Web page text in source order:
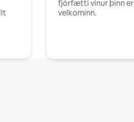
fjórfætti vinur þinn er
velkominn.